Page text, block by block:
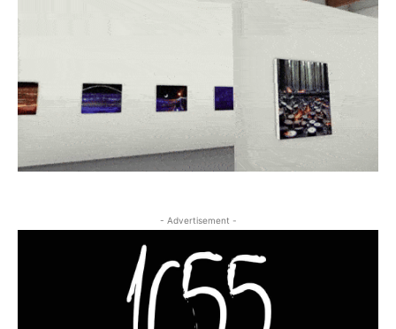
- Advertisement -